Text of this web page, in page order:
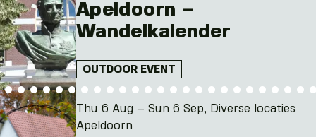
Apeldoorn –
Wandelkalender
OUTDOOR EVENT
Thu 6 Aug – Sun 6 Sep, Diverse locaties
Apeldoorn